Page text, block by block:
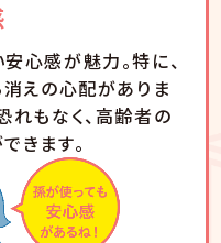
心感が魅力。特に、
えの心配がありま
れもなく、高齢者の
きます。